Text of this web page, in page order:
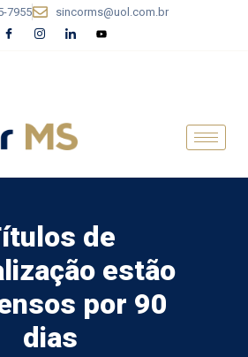
7955 sincorms@uol.com.br
de
estão
por 90
dias